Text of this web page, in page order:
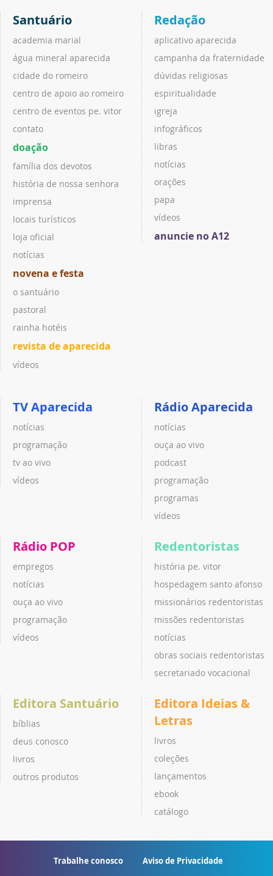
Santuário
academia marial
água mineral aparecida
cidade do romeiro
centro de apoio ao romeiro
centro de eventos pe. vitor
contato
doação
família dos devotos
história de nossa senhora
imprensa
locais turísticos
loja oficial
notícias
novena e festa
o santuário
pastoral
rainha hotéis
revista de aparecida
vídeos
Redação
aplicativo aparecida
campanha da fraternidade
dúvidas religiosas
espiritualidade
igreja
infográficos
libras
notícias
orações
papa
vídeos
anuncie no A12
TV Aparecida
notícias
programação
tv ao vivo
vídeos
Rádio Aparecida
notícias
ouça ao vivo
podcast
programação
programas
vídeos
Rádio POP
empregos
notícias
ouça ao vivo
programação
vídeos
Redentoristas
história pe. vitor
hospedagem santo afonso
missionários redentoristas
missões redentoristas
notícias
obras sociais redentoristas
secretariado vocacional
Editora Santuário
bíblias
deus conosco
livros
outros produtos
Editora Ideias &
Letras
livros
coleções
lançamentos
ebook
catálogo
Trabalhe conosco Aviso de Privacidade